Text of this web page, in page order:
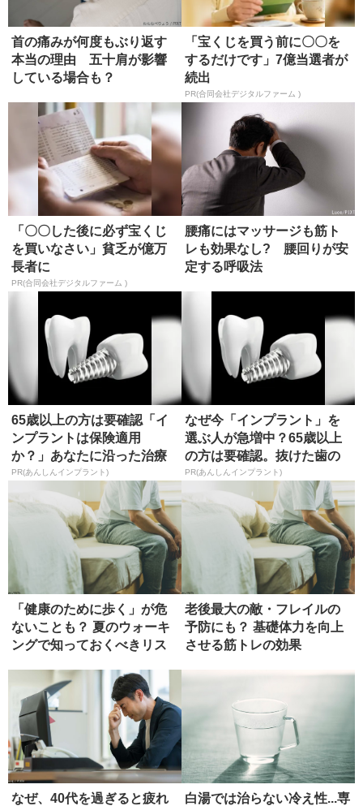
首の痛みが何度もぶり返す
本当の理由 五十肩が影響
している場合も？
「宝くじを買う前に〇〇を
するだけです」7億当選者が
続出
PR(合同会社デジタルファーム )
「〇〇した後に必ず宝くじ
を買いなさい」貧乏が億万
長者に
PR(合同会社デジタルファーム )
腰痛にはマッサージも筋ト
レも効果なし? 腰回りが安
定する呼吸法
65歳以上の方は要確認「イ
ンプラントは保険適用
か？」あなたに沿った治療
法や費用を...
PR(あんしんインプラント)
なぜ今「インプラント」を
選ぶ人が急増中？65歳以上
の方は要確認。抜けた歯の
放置は...
PR(あんしんインプラント)
「健康のために歩く」が危
ないことも？ 夏のウォーキ
ングで知っておくべきリス
老後最大の敵・フレイルの
予防にも？ 基礎体力を向上
させる筋トレの効果
なぜ、40代を過ぎると疲れ
白湯では治らない冷え性...専